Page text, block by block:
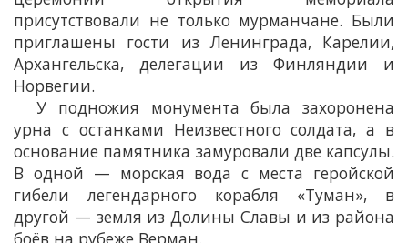
присутствовали не только мурманчане. Были
приглашены гости из Ленинграда, Карелии,
Архангельска, делегации из Финляндии и
Норвегии.
У подножия монумента была захоронена
урна с останками Неизвестного солдата, а в
основание памятника замуровали две капсулы.
В одной — морская вода с места геройской
гибели легендарного корабля «Туман», в
другой — земля из Долины Славы и из района
боёв на рубеже Верман.